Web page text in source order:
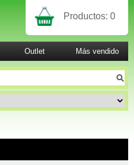
Productos: 0
Outlet Más vendido